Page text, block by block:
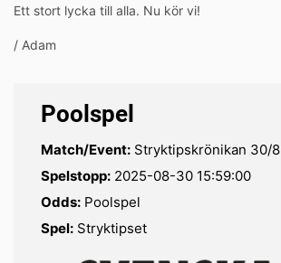
Poolspel
Match/Event: Stryktipskrönikan 30/8
Spelstopp: 2025-08-30 15:59:00
Odds: Poolspel
Spel: Stryktipset
Ett stort lycka till alla. Nu kör vi!
/ Adam